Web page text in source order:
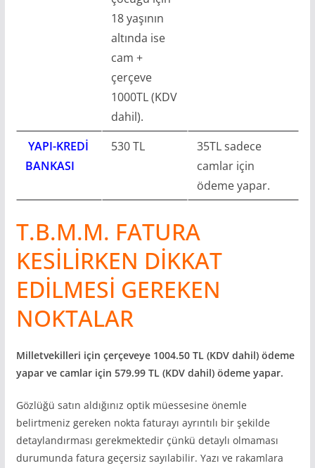
18 yaşının
altında ise
cam +
çerçeve
1000TL (KDV
dahil).
YAPI-KREDİ
BANKASI
530 TL
35TL sadece
camlar için
ödeme yapar.
T.B.M.M. FATURA
KESİLİRKEN DİKKAT
EDİLMESİ GEREKEN
NOKTALAR
Milletvekilleri için çerçeveye 1004.50 TL (KDV dahil) ödeme
yapar ve camlar için 579.99 TL (KDV dahil) ödeme yapar.
Gözlüğü satın aldığınız optik müessesine önemle
belirtmeniz gereken nokta faturayı ayrıntılı bir şekilde
detaylandırması gerekmektedir çünkü detaylı olmaması
durumunda fatura geçersiz sayılabilir. Yazı ve rakamlara